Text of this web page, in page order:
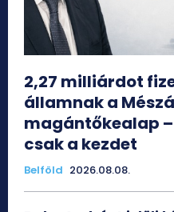
2,27 milliárdot
államnak a
magántőkealap
csak a kezdet
Belföld 2026.08.08.